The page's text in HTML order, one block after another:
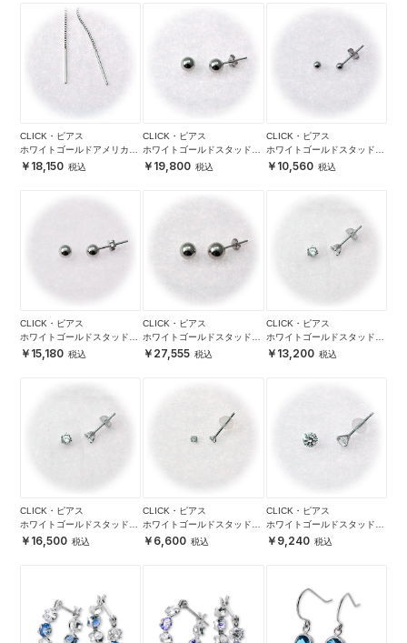
CLICK・ピアス
ホワイトゴールドアメリカン
ピアス
18,150
CLICK・ピアス
ホワイトゴールドスタッドピ
アス19,800
CLICK・ピアス
ホワイトゴールドスタッドピ
アス10,560
CLICK・ピアス
ホワイトゴールドスタッドピ
アス15,180
CLICK・ピアス
ホワイトゴールドスタッドピ
アス27,555
CLICK・ピアス
ホワイトゴールドスタッドピ
アス13,200
CLICK・ピアス
ホワイトゴールドスタッドピ
アス16,500
CLICK・ピアス
ホワイトゴールドスタッドピ
アス6,600
CLICK・ピアス
ホワイトゴールドスタッドピ
アス9,240